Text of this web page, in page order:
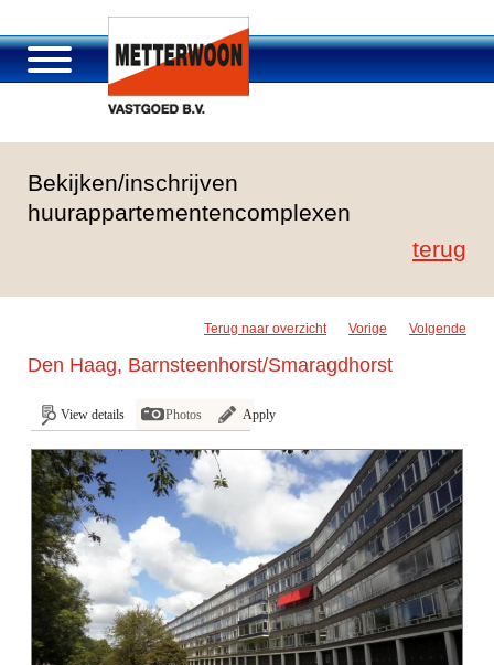
Portfolio
Passage Roosendaal
Bekijken/inschrijven
huurappartementencomplexen
terug
Terug naar overzicht Vorige Volgende
Den Haag, Barnsteenhorst/Smaragdhorst
View details Photos Apply